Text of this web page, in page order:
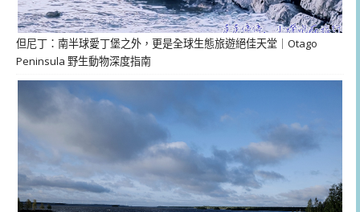
但尼丁：南半球愛丁堡之外，更是全球生態旅遊絕佳天堂｜Otago
Peninsula 野生動物深度指南